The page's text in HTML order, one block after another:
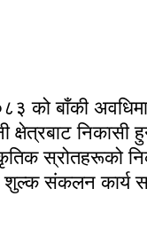
को बाँकी अवधिमा
निकासी
स्रोतहरूको
संकलन कार्य